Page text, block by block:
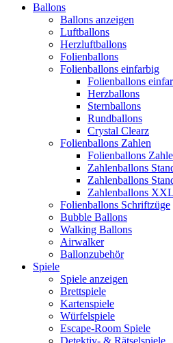
Ballons
Ballons anzeigen
Luftballons
Herzluftballons
Folienballons
Folienballons einfarbig
Folienballons
Herzballons
Sternballons
Rundballons
Crystal Clearz
Folienballons Zahlen
Folienballons
Zahlenballons
Zahlenballons
Zahlenballons
Folienballons Schriftzüge
Bubble Ballons
Walking Ballons
Airwalker
Ballonzubehör
Spiele
Spiele anzeigen
Brettspiele
Kartenspiele
Würfelspiele
Escape-Room Spiele
Detektiv- & Rätselspiele